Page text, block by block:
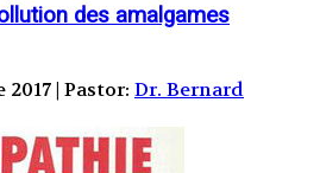
des amalgames
| Pastor: Dr. Bernard